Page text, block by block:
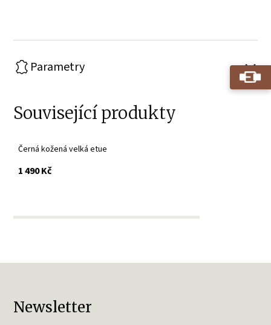
Parametry
Související produkty
Černá kožená velká etue
1 490 Kčs DPH
Newsletter